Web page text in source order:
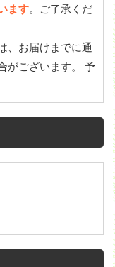
ます。ご了承くだ
、お届けまでに通
がございます。 予